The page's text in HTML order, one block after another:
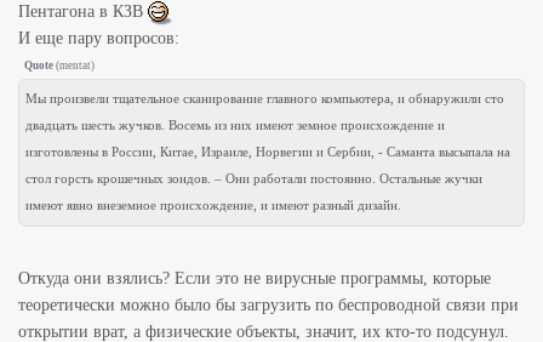
Пентагона в КЗВ
И еще пару вопросов:
Quote (mentat)
Мы произвели тщательное сканирование главного компьютера, и обнаружили сто
двадцать шесть жучков. Восемь из них имеют земное происхождение и
изготовлены в России, Китае, Израиле, Норвегии и Сербии, - Саманта высыпала на
стол горсть крошечных зондов. – Они работали постоянно. Остальные жучки
имеют явно внеземное происхождение, и имеют разный дизайн.
Откуда они взялись? Если это не вирусные программы, которые
теоретически можно было бы загрузить по беспроводной связи при
открытии врат, а физические объекты, значит, их кто-то подсунул.